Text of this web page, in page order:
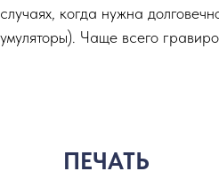
случаях, когда нужна
Чаще всего
ПЕЧАТЬ